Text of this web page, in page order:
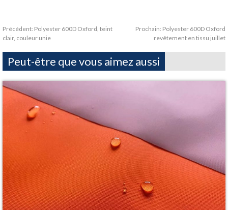
Précédent: Polyester 600D Oxford, teint
clair, couleur unie
Prochain: Polyester 600D Oxford
revêtement en tissu juillet
Peut-être que vous aimez aussi